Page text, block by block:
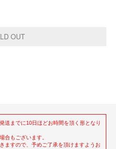
送までに10日ほどお時間を頂く形となり
合もございます。
ますので、予めご了承を頂けますようお